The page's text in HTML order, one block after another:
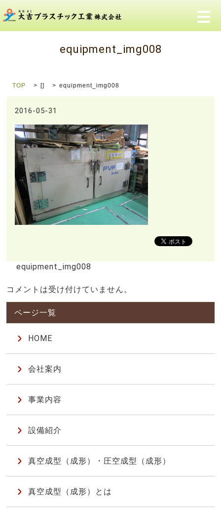
メ
equipment_img008
TOP [] equipment_img008
2016-05-31
equipment_img008
コメントは受け付けていません。
HOME
会社案内
事業内容
設備紹介
真空成型（成形）・圧空成型（成形）
真空成型（成形）とは